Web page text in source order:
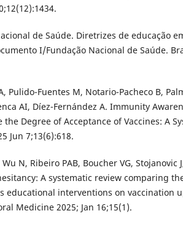
de Saúde. Diretrizes de educação
I/Fundação Nacional de Saúde.
Pulido-Fuentes M, Notario-Pacheco B,
AI, Díez-Fernández A. Immunity
Degree of Acceptance of Vaccines: A
Jun 7;13(6):618.
N, Ribeiro PAB, Boucher VG, Stojanovic
A systematic review comparing
educational interventions on vaccination
Medicine 2025; Jan 16;15(1).